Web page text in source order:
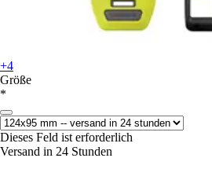
+4
Größe
*
Dieses Feld ist erforderlich
Versand in 24 Stunden